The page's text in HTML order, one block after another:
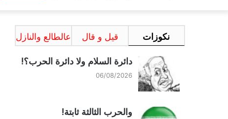
نكوزات قيل و قال عالطالع والنازل
دائرة السلام ولا دائرة الحرب؟!
06/08/2026
والحرب الثالثة ثابتة!